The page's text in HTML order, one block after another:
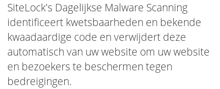
SiteLock's Dagelijkse Malware Scanning
identificeert kwetsbaarheden en bekende
kwaadaardige code en verwijdert deze
automatisch van uw website om uw website
en bezoekers te beschermen tegen
bedreigingen.